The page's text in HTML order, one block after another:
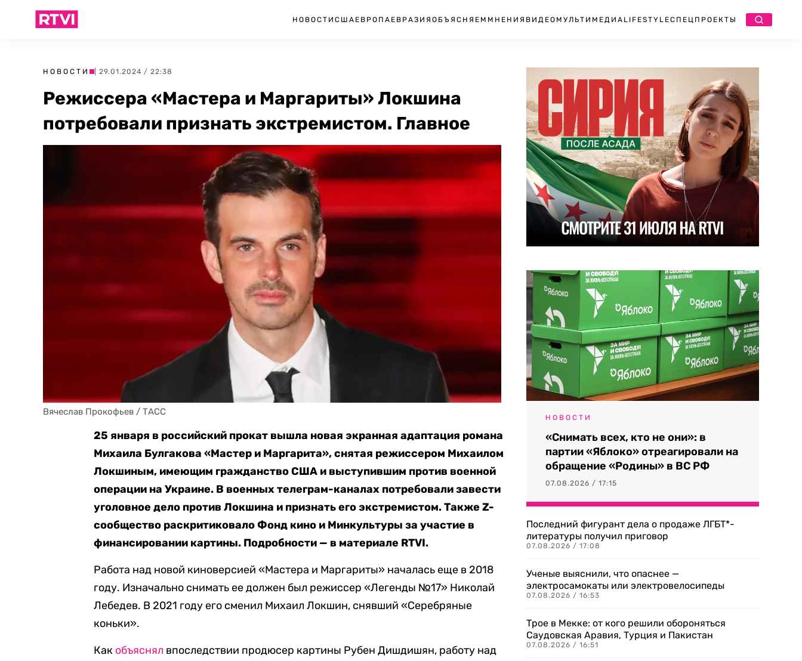
НОВОСТИ США ЕВРОПА ЕВРАЗИЯ ОБЪЯСНЯЕМ МНЕНИЯ ВИДЕО МУЛЬТИМЕДИА LIFESTYLEСПЕЦПРОЕКТЫ
НОВОСТИ | 29.01.2024 / 22:38
Режиссера «Мастера и Маргариты» Локшина
потребовали признать экстремистом. Главное
Вячеслав Прокофьев / ТАСС
25 января в российский прокат вышла новая экранная адаптация романа
Михаила Булгакова «Мастер и Маргарита», снятая режиссером Михаилом
Локшиным, имеющим гражданство США и выступившим против военной
операции на Украине. В военных телеграм-каналах потребовали завести
уголовное дело против Локшина и признать его экстремистом. Также Z-
сообщество раскритиковало Фонд кино и Минкультуры за участие в
финансировании картины. Подробности — в материале RTVI.
Работа над новой киноверсией «Мастера и Маргариты» началась еще в 2018
году. Изначально снимать ее должен был режиссер «Легенды №17» Николай
Лебедев. В 2021 году его сменил Михаил Локшин, снявший «Серебряные
коньки».
Как объяснял впоследствии продюсер картины Рубен Дишдишян, работу над
НОВОСТИ
«Снимать всех, кто не они»: в
партии «Яблоко» отреагировали на
обращение «Родины» в ВС РФ
07.08.2026 / 17:15
Последний фигурант дела о продаже ЛГБТ*-
литературы получил приговор
07.08.2026 / 17:08
Ученые выяснили, что опаснее —
электросамокаты или электровелосипеды
07.08.2026 / 16:53
Трое в Мекке: от кого решили обороняться
Саудовская Аравия, Турция и Пакистан
07.08.2026 / 16:51